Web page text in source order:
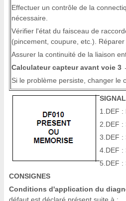
Effectuer un contrôle de la
nécessaire.
Vérifier l'état du faisceau de
(pincement, coupure, etc.). Réparer
Assurer la continuité de la liaison
Calculateur capteur avant voie 3
Si le problème persiste, changer le
1.DEF :
2.DEF :
3.DEF :
4.DEF :
5.DEF :
CONSIGNES
Conditions d'application du